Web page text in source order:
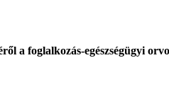
a foglalkozás-egészségügyi